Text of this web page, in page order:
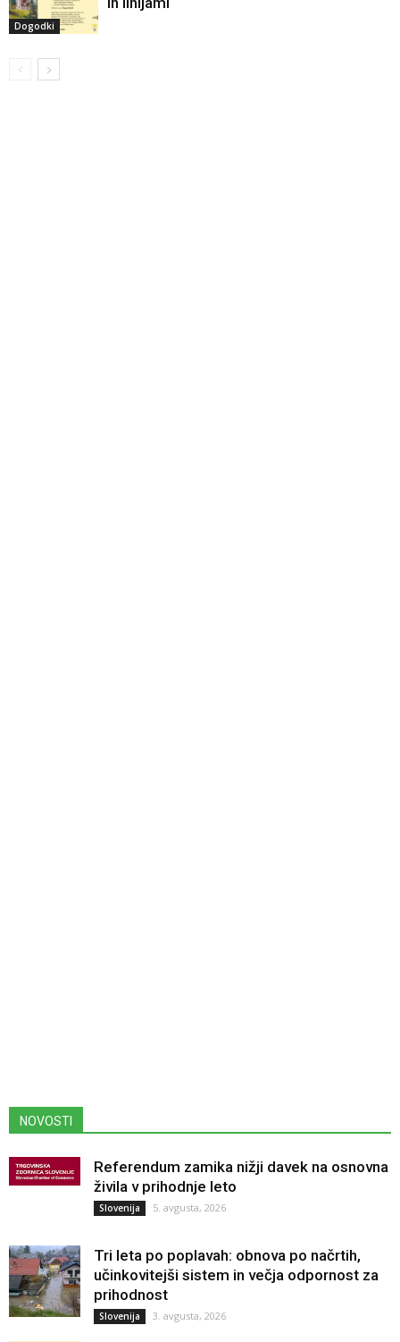
Dogodki
NOVOSTI
Referendum zamika nižji davek na osnovna
živila v prihodnje leto
Slovenija 5. avgusta, 2026
Tri leta po poplavah: obnova po načrtih,
učinkovitejši sistem in večja odpornost za
prihodnost
Slovenija 3. avgusta, 2026